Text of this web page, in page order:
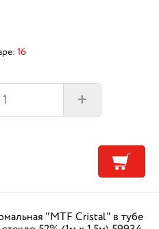
16
+
"MTF Cristal" в тубе